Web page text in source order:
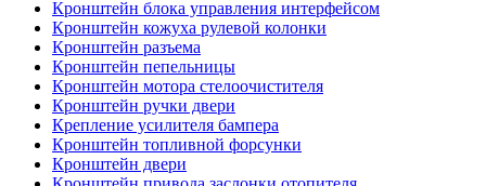
Кронштейн блока управления интерфейсом
Кронштейн кожуха рулевой колонки
Кронштейн разъема
Кронштейн пепельницы
Кронштейн мотора стелоочистителя
Кронштейн ручки двери
Крепление усилителя бампера
Кронштейн топливной форсунки
Кронштейн двери